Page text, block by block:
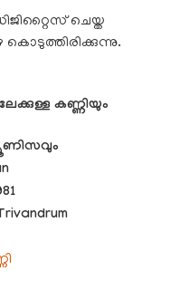
ചെയ്ത
കൊടുത്തിരിക്കുന്നു.
കണ്ണിയും